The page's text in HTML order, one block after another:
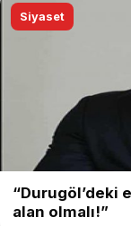
Siyaset
“Durugöl’deki
alan olmalı!”